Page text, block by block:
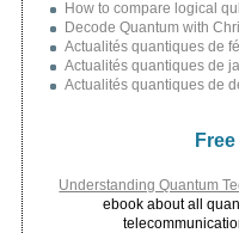
How to compare logical
Decode Quantum with
Actualités quantiques de
Actualités quantiques de
Actualités quantiques de
Understanding Quantum
ebook about all